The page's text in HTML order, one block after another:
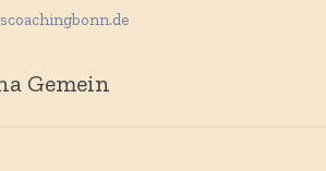
Gemein